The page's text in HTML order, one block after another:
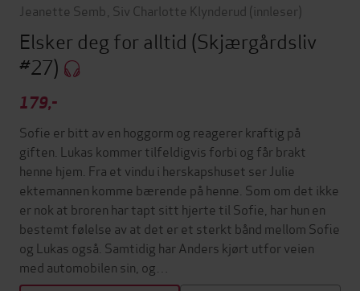
Jeanette Semb Siv Charlotte Klynderud (innleser)
Elsker deg for alltid (Skjærgårdsliv
#27)
179,-
Sofie er bitt av en hoggorm og reagerer kraftig på
giften. Lukas kommer tilfeldigvis forbi og får brakt
henne hjem. Fra et vindu i herskapshuset ser Julie
ektemannen komme bærende på henne. Som om det ikke
er nok at broren har tapt sitt hjerte til Sofie, har hun en
bestemt følelse av at det er et sterkt bånd mellom Sofie
og Lukas også. Samtidig har Anders kjørt utfor veien
med automobilen sin, og…